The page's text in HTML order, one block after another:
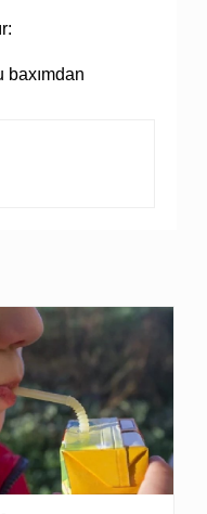
baxımdan